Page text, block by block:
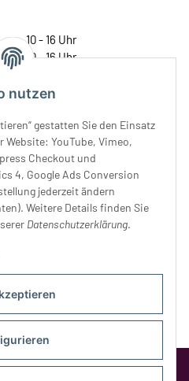
nutzen
gestatten Sie den Einsatz
Website: YouTube, Vimeo,
Checkout und
4, Google Ads Conversion
jederzeit ändern
Weitere Details finden Sie
Datenschutzerklärung.
10 - 16 Uhr
10 - 16 Uhr
10 - 18 Uhr
10 - 14 Uhr